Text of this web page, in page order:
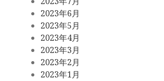
2023年6月
2023年5月
2023年4月
2023年3月
2023年2月
2023年1月